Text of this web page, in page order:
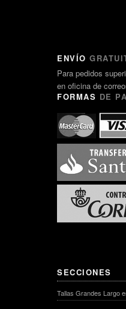
ENVÍO
Para pedidos
en oficina de
FORMAS DE
SECCIONES
Tallas Grandes Largo